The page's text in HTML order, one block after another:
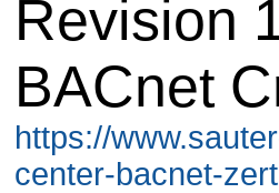
Revision
BACnet
https://
center-bacnet-